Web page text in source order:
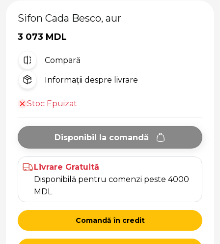
Sifon Cada Besco, aur
3 073 MDL
Compară
Informații despre livrare
Stoc Epuizat
Disponibil la comandă
Livrare Gratuită
Disponibilă pentru comenzi peste 4000
MDL
Comandă în credit